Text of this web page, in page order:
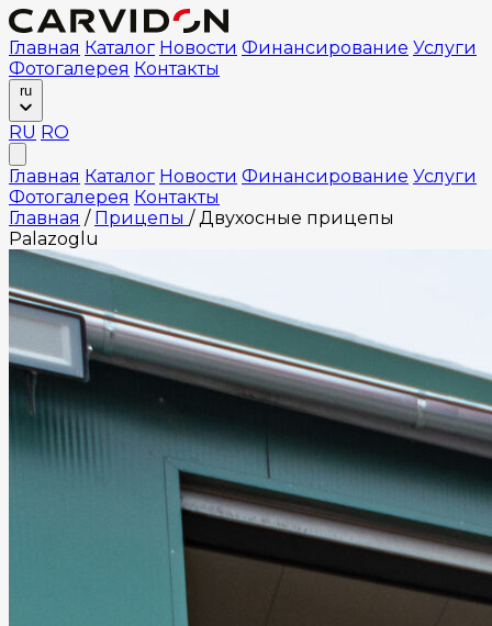
Главная Каталог Новости Финансирование Услуги
Фотогалерея Контакты
ru
RU RO
Главная Каталог Новости Финансирование Услуги
Фотогалерея Контакты
Главная / Прицепы / Двухосные прицепы
Palazoglu